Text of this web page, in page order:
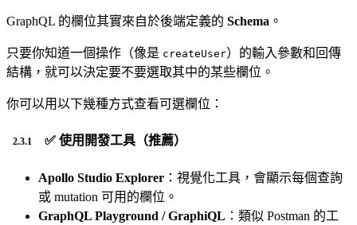
GraphQL 的欄位其實來自於後端定義的 Schema 。
只要你知道一個操作（像是 createUser）的輸入參數和回傳
結構，就可以決定要不要選取其中的某些欄位。
你可以用以下幾種方式查看可選欄位：
✅ 使用開發工具（推薦）
Apollo Studio Explorer ：視覺化工具，會顯示每個查詢
或 mutation 可用的欄位。
GraphQL Playground / GraphiQL ：類似 Postman 的工